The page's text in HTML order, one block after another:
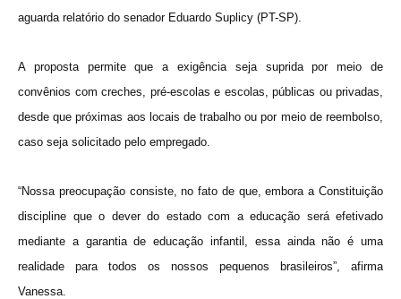
aguarda relatório do senador Eduardo Suplicy (PT-SP).
A proposta permite que a exigência seja suprida por meio de
convênios com creches, pré-escolas e escolas, públicas ou privadas,
desde que próximas aos locais de trabalho ou por meio de reembolso,
caso seja solicitado pelo empregado.
“Nossa preocupação consiste, no fato de que, embora a Constituição
discipline que o dever do estado com a educação será efetivado
mediante a garantia de educação infantil, essa ainda não é uma
realidade para todos os nossos pequenos brasileiros”, afirma
Vanessa.